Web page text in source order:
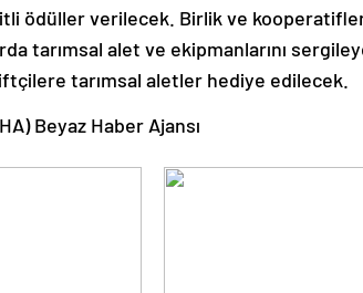
ödüller verilecek. Birlik ve
tarımsal alet ve ekipmanlarını
tarımsal aletler hediye edilecek.
Beyaz Haber Ajansı